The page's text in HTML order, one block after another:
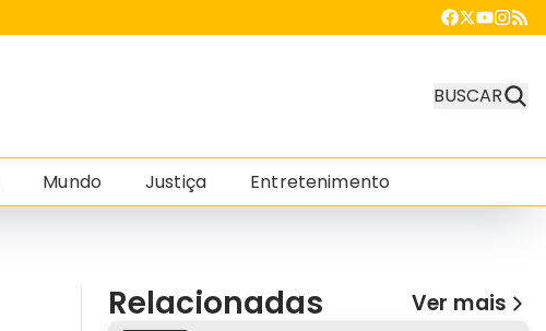
BUSCAR
Mundo Justiça Entretenimento
Relacionadas Ver mais